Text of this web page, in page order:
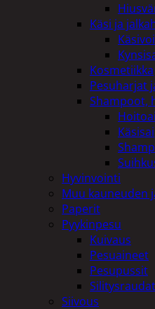
Käsi ja
Kosmetiikka
Pesuharjat
Shampoot,
Hyvinvointi
Muu kauneuden
Paperit
Pyykinpesu
Kuivaus
Pesuaineet
Pesupussit
Siivous